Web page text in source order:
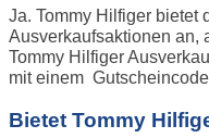
Ja. Tommy Hilfiger bietet
Ausverkaufsaktionen an,
Tommy Hilfiger
mit einem
Bietet Tommy